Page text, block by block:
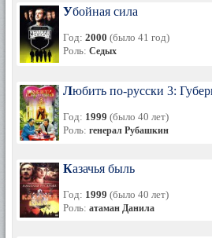
Убойная сила
Год: 2000 (было 41 год)
Роль: Седых
Любить по-русски 3:
Год: 1999 (было 40 лет)
Роль: генерал Рубашкин
Казачья быль
Год: 1999 (было 40 лет)
Роль: атаман Данила